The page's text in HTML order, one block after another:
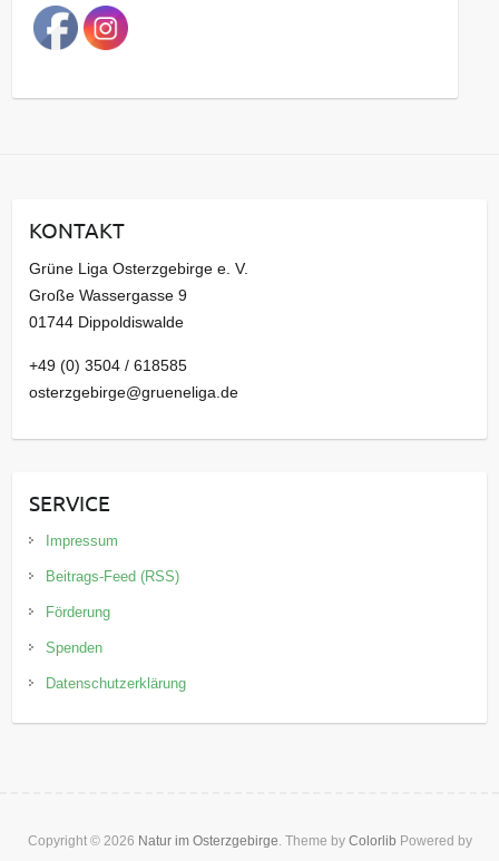
a
g
a
v
KONTAKT
Grüne Liga Osterzgebirge e. V.
Große Wassergasse 9
01744 Dippoldiswalde
+49 (0) 3504 / 618585
osterzgebirge@grueneliga.de
SERVICE
Impressum
Beitrags-Feed (RSS)
Förderung
Spenden
Datenschutzerklärung
Copyright © 2026 Natur im Osterzgebirge. Theme by Colorlib Powered by